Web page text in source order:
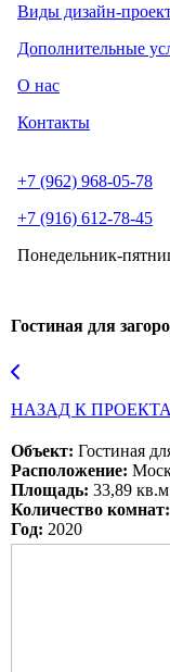
Виды дизайн-
Дополнительные
О нас
Контакты
+7 (962) 968-05-78
+7 (916) 612-78-45
Понедельник-
Гостиная для
НАЗАД К
Объект: Гостиная
Расположение:
Площадь: 33,89
Количество комнат:
Год: 2020